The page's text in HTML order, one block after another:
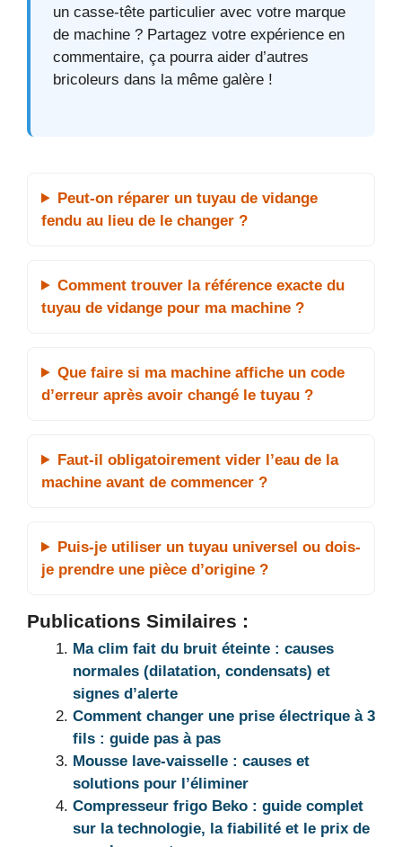
un casse-tête particulier avec votre marque
de machine ? Partagez votre expérience en
commentaire, ça pourra aider d’autres
bricoleurs dans la même galère !
Peut-on réparer un tuyau de vidange
fendu au lieu de le changer ?
Comment trouver la référence exacte du
tuyau de vidange pour ma machine ?
Que faire si ma machine affiche un code
d’erreur après avoir changé le tuyau ?
Faut-il obligatoirement vider l’eau de la
machine avant de commencer ?
Puis-je utiliser un tuyau universel ou dois-
je prendre une pièce d’origine ?
Publications Similaires :
Ma clim fait du bruit éteinte : causes
normales (dilatation, condensats) et
signes d’alerte
Comment changer une prise électrique à 3
fils : guide pas à pas
Mousse lave-vaisselle : causes et
solutions pour l’éliminer
Compresseur frigo Beko : guide complet
sur la technologie, la fiabilité et le prix de